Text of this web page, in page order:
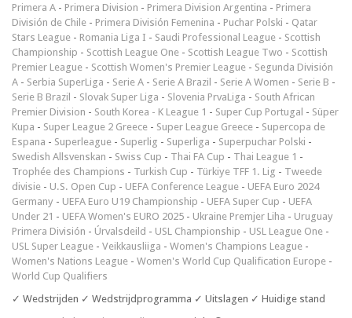
Primera A - Primera Division - Primera Division Argentina - Primera
División de Chile - Primera División Femenina - Puchar Polski - Qatar
Stars League - Romania Liga I - Saudi Professional League - Scottish
Championship - Scottish League One - Scottish League Two - Scottish
Premier League - Scottish Women's Premier League - Segunda División
A - Serbia SuperLiga - Serie A - Serie A Brazil - Serie A Women - Serie B -
Serie B Brazil - Slovak Super Liga - Slovenia PrvaLiga - South African
Premier Division - South Korea - K League 1 - Super Cup Portugal - Süper
Kupa - Super League 2 Greece - Super League Greece - Supercopa de
Espana - Superleague - Superlig - Superliga - Superpuchar Polski -
Swedish Allsvenskan - Swiss Cup - Thai FA Cup - Thai League 1 -
Trophée des Champions - Turkish Cup - Türkiye TFF 1. Lig - Tweede
divisie - U.S. Open Cup - UEFA Conference League - UEFA Euro 2024
Germany - UEFA Euro U19 Championship - UEFA Super Cup - UEFA
Under 21 - UEFA Women's EURO 2025 - Ukraine Premjer Liha - Uruguay
Primera División - Úrvalsdeild - USL Championship - USL League One -
USL Super League - Veikkausliiga - Women's Champions League -
Women's Nations League - Women's World Cup Qualification Europe -
World Cup Qualifiers
✓ Wedstrijden ✓ Wedstrijdprogramma ✓ Uitslagen ✓ Huidige stand